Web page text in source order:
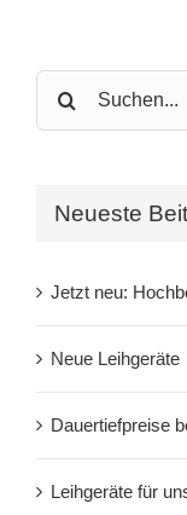
Search
for:
Neueste
Jetzt neu:
Neue Leihgeräte
Dauertiefpreise
Leihgeräte für